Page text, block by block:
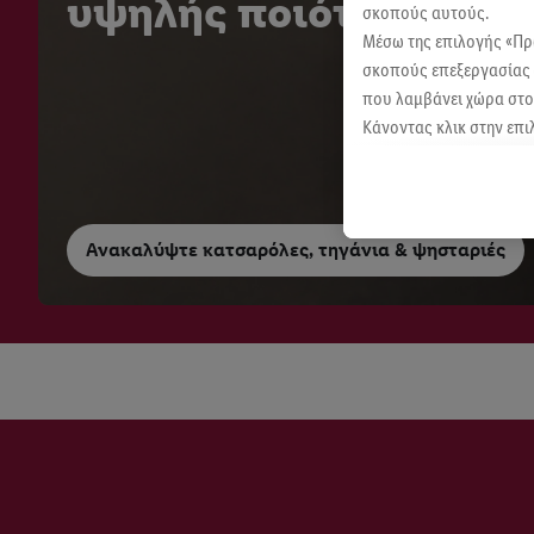
υψηλής ποιότητας
Ανακαλύψτε κατσαρόλες, τηγάνια & ψησταριές
σκοπούς αυτούς.
Μέσω της επιλογής
σκοπούς επεξεργασίας
που λαμβάνει χώρα στο
Κάνοντας κλικ στην
Περαιτέρω
μας.Μπορείτε να